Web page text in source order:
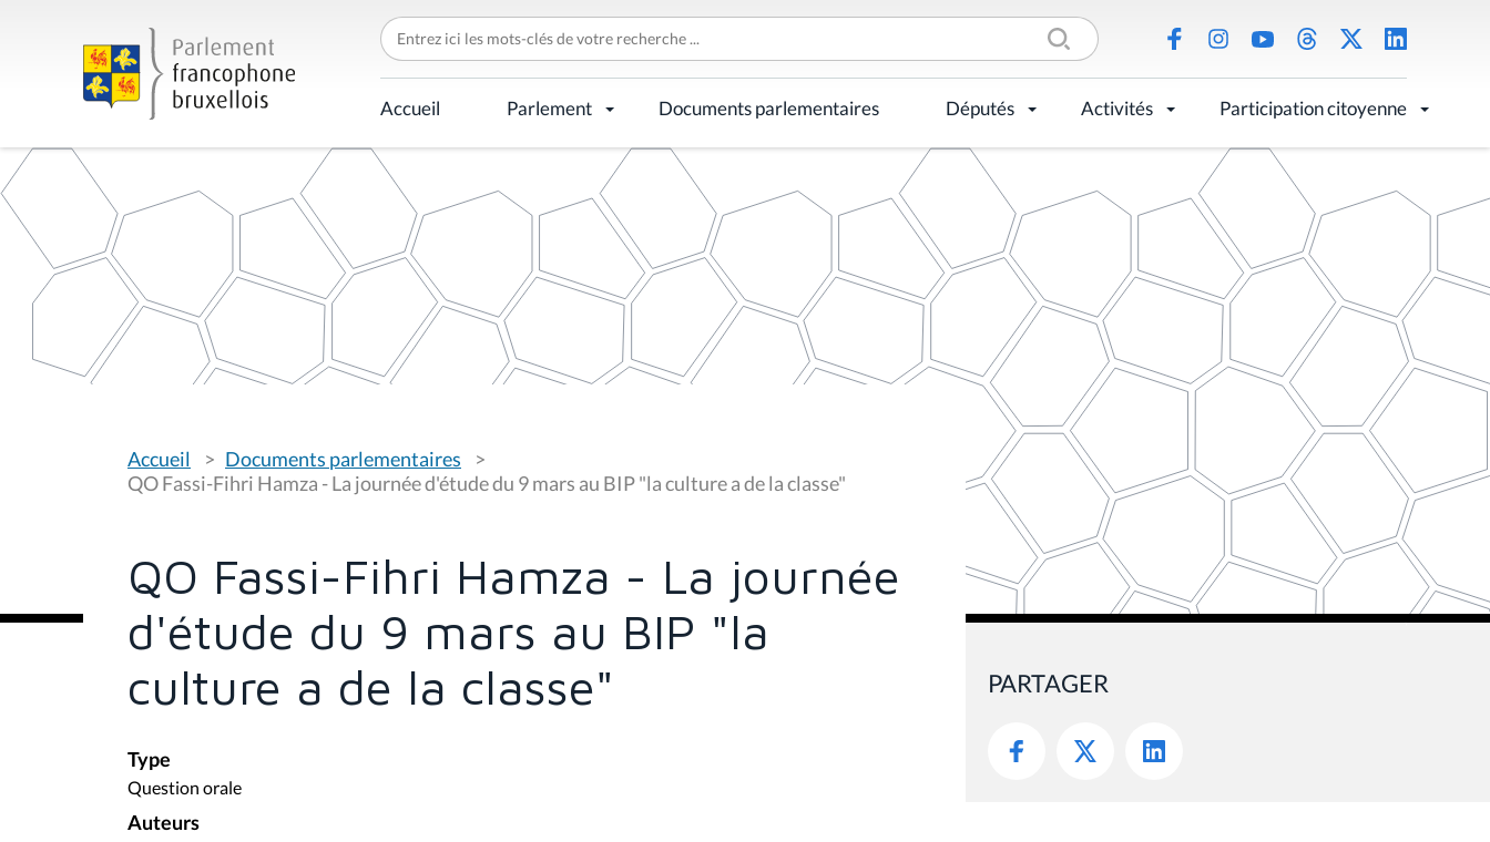
C
h
e
r
c
h
r
p
Accueil Parlement Documents parlementaires Députés Activités Participation citoyenne
o
u
s
Accueil
Documents parlementaires
QO Fassi-Fihri Hamza - La journée d'étude du 9 mars au BIP "la culture a de la classe"
QO Fassi-Fihri Hamza - La journée
d'étude du 9 mars au BIP "la
culture a de la classe"
Type
Question orale
Auteurs
PARTAGER